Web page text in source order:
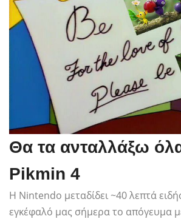
Θα τα ανταλλάξω
Pikmin 4
Η Nintendo μεταδίδει ~40 λεπτά
εγκέφαλό μας σήμερα το απόγευμα